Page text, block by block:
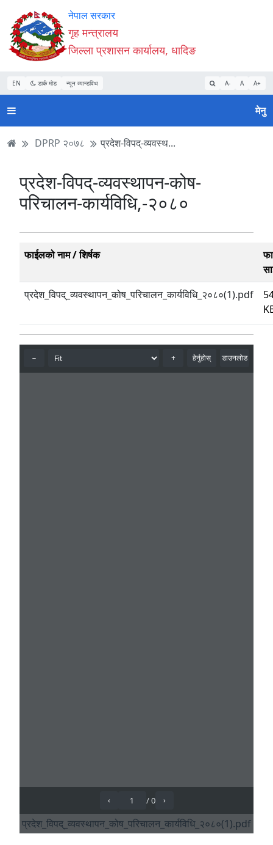
Accessibility
Mode
सुरु
गर्नुहोस्
सामाग्री
पढ्नुहाेस्
नेभिगेसन
पढ्नुहाेस्
वेबसाइट
खोजमा
जानुहोस्
नेपाल सरकार
गृह मन्त्रालय
जिल्ला प्रशासन कार्यालय, धादिङ
EN डार्क मोड न्यून व्यान्डविथ A- A A+
मेनु
DPRP २०७८ प्रदेश-विपद्-व्यवस्थ...
प्रदेश-विपद्-व्यवस्थापन-कोष-
परिचालन-कार्यविधि,-२०८०
फाईलको नाम / शिर्षक
प्रदेश_विपद्_व्यवस्थापन_कोष_परिचालन_कार्यविधि_२०८०(1).pdf